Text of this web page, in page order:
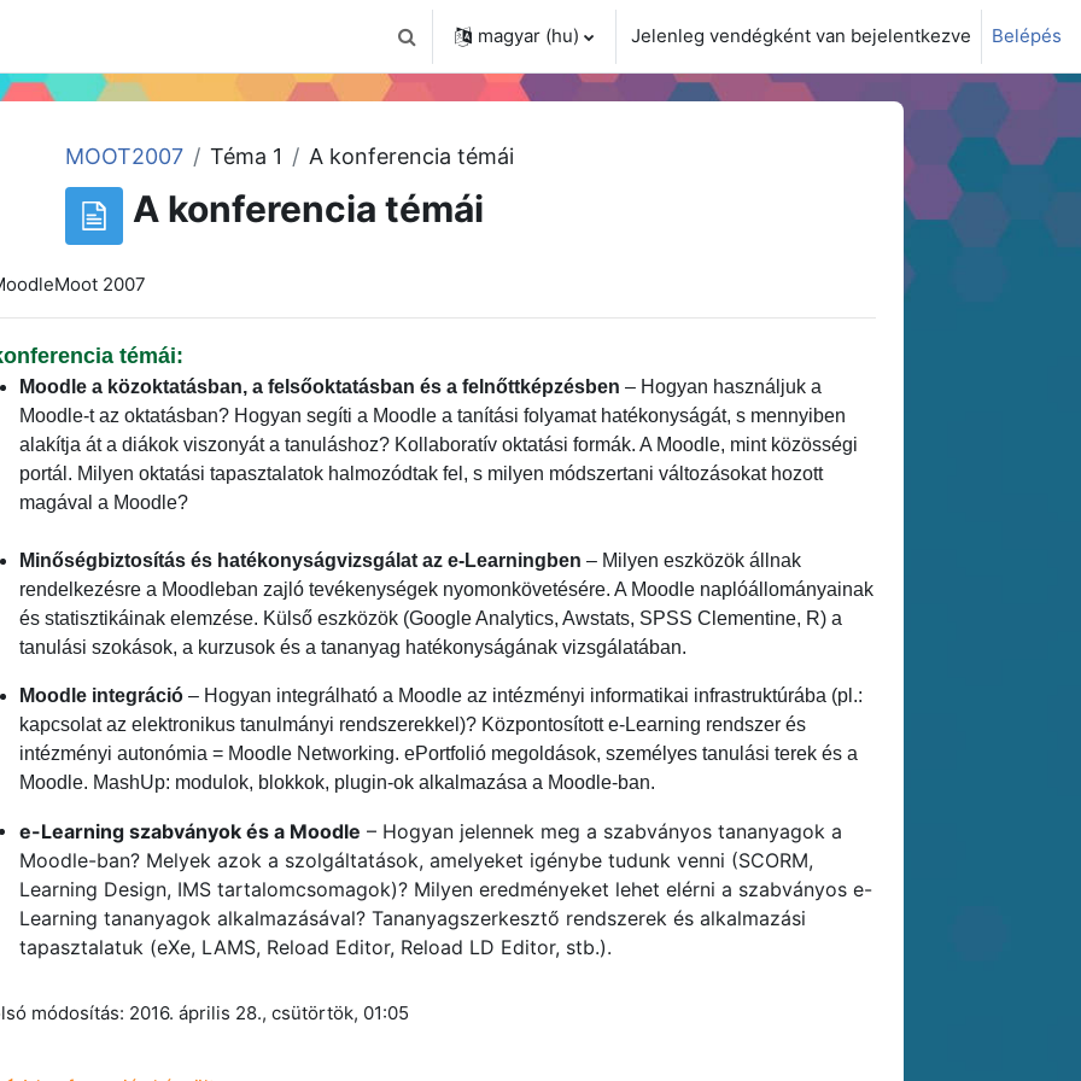
Keresési bemeneti adatok váltása
magyar ‎(hu)‎ Jelenleg vendégként van bejelentkezve Belépés
MOOT2007 Téma 1 A konferencia témái
A konferencia témái
témái:
Moodle a közoktatásban, a felsőoktatásban és a felnőttképzésben – Hogyan használjuk a
Moodle-t az oktatásban? Hogyan segíti a Moodle a tanítási folyamat hatékonyságát, s mennyiben
alakítja át a diákok viszonyát a tanuláshoz? Kollaboratív oktatási formák. A Moodle, mint közösségi
portál. Milyen oktatási tapasztalatok halmozódtak fel, s milyen módszertani változásokat hozott
magával a Moodle?
Minőségbiztosítás és hatékonyságvizsgálat az e-Learningben – Milyen eszközök állnak
rendelkezésre a Moodleban zajló tevékenységek nyomonkövetésére. A Moodle naplóállományainak
és statisztikáinak elemzése. Külső eszközök (Google Analytics, Awstats, SPSS Clementine, R) a
tanulási szokások, a kurzusok és a tananyag hatékonyságának vizsgálatában.
Moodle integráció– Hogyan integrálható a Moodle az intézményi informatikai infrastruktúrába (pl.:
kapcsolat az elektronikus tanulmányi rendszerekkel)? Központosított e-Learning rendszer és
intézményi autonómia = Moodle Networking. ePortfolió megoldások, személyes tanulási terek és a
Moodle. MashUp: modulok, blokkok, plugin-ok alkalmazása a Moodle-ban.
e-Learning szabványok és a Moodle – Hogyan jelennek meg a szabványos tananyagok a
Moodle-ban? Melyek azok a szolgáltatások, amelyeket igénybe tudunk venni (SCORM,
Learning Design, IMS tartalomcsomagok)? Milyen eredményeket lehet elérni a szabványos e-
Learning tananyagok alkalmazásával? Tananyagszerkesztő rendszerek és alkalmazási
tapasztalatuk (eXe, LAMS, Reload Editor, Reload LD Editor, stb.).
módosítás: 2016. április 28., csütörtök, 01:05